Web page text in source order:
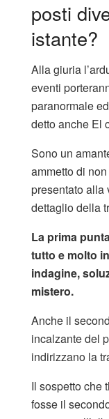
posti
istante?
Alla giuria
eventi
paranormale
detto anche El
Sono un
ammetto di
presentato alla
dettaglio della
La prima
tutto e molto
indagine,
mistero.
Anche il
incalzante del
indirizzano la
Il sospetto che
fosse il